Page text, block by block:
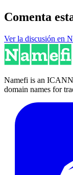
Comenta
Ver la discusión en
Namefi is an
domain names for